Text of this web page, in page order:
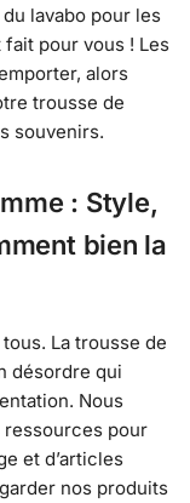
lavabo pour les
pour vous ! Les
alors
trousse de
souvenirs.
: Style,
bien la
La trousse de
désordre qui
Nous
ressources pour
et d’articles
nos produits